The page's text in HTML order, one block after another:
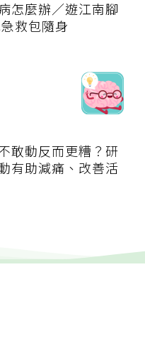
怎麼辦／遊江南腳
救包隨身
敢動反而更糟？研
有助減痛、改善活